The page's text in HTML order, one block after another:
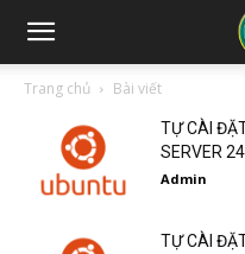
Trang chủ Bài viết
TỰ CÀI
SERVER
Admin
TỰ CÀI